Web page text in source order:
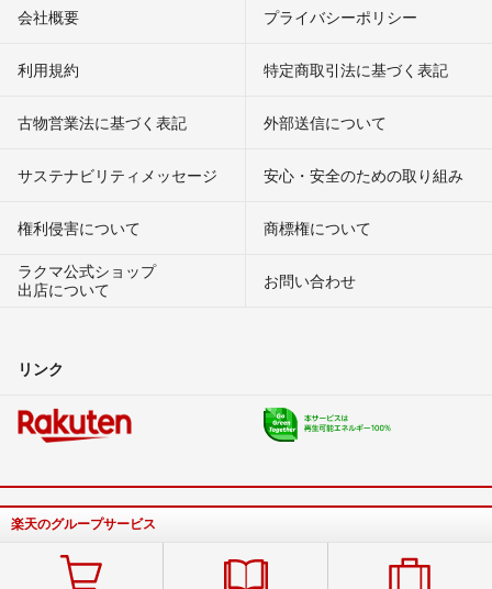
会社概要 プライバシーポリシー
利用規約 特定商取引法に基づく表記
古物営業法に基づく表記 外部送信について
サステナビリティメッセージ 安心・安全のための取り組み
権利侵害について
商標権について
ラクマ公式ショップ
出店について
お問い合わせ
リンク
楽天のグループサービス